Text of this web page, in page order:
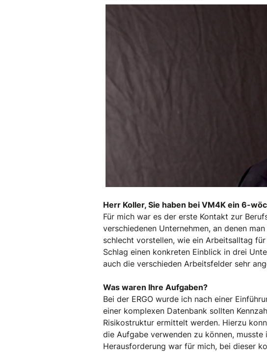
Herr Koller, Sie haben bei VM4K ein 6-
Für mich war es der erste Kontakt zur
verschiedenen Unternehmen, an denen
schlecht vorstellen, wie ein Arbeitsalltag
Schlag einen konkreten Einblick in drei
auch die verschieden Arbeitsfelder sehr
Was waren Ihre Aufgaben?
Bei der ERGO wurde ich nach einer
einer komplexen Datenbank sollten
Risikostruktur ermittelt werden. Hierzu
die Aufgabe verwenden zu können,
Herausforderung war für mich, bei dieser